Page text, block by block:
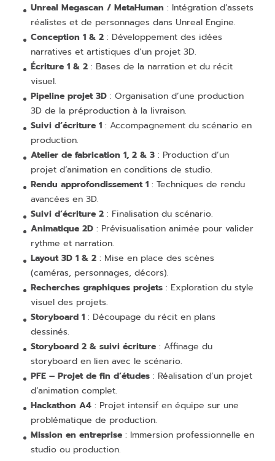
Unreal Megascan / MetaHuman : Intégration d’assets
réalistes et de personnages dans Unreal Engine.
Conception 1 & 2 : Développement des idées
narratives et artistiques d’un projet 3D.
Écriture 1 & 2 : Bases de la narration et du récit
visuel.
Pipeline projet 3D : Organisation d’une production
3D de la préproduction à la livraison.
Suivi d’écriture 1 : Accompagnement du scénario en
production.
Atelier de fabrication 1, 2 & 3 : Production d’un
projet d’animation en conditions de studio.
Rendu approfondissement 1 : Techniques de rendu
avancées en 3D.
Suivi d’écriture 2 : Finalisation du scénario.
Animatique 2D : Prévisualisation animée pour valider
rythme et narration.
Layout 3D 1 & 2 : Mise en place des scènes
(caméras, personnages, décors).
Recherches graphiques projets : Exploration du style
visuel des projets.
Storyboard 1 : Découpage du récit en plans
dessinés.
Storyboard 2 & suivi écriture : Affinage du
storyboard en lien avec le scénario.
PFE – Projet de fin d’études : Réalisation d’un projet
d’animation complet.
Hackathon A4 : Projet intensif en équipe sur une
problématique de production.
Mission en entreprise : Immersion professionnelle en
studio ou production.